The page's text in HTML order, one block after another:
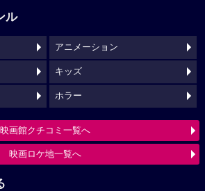
ル
アニメーション
キッズ
ホラー
映画館クチコミ一覧へ
映画ロケ地一覧へ